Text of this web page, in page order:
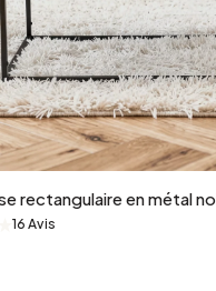
Ajouter au panier
rectangulaire en métal
&
16 Avis